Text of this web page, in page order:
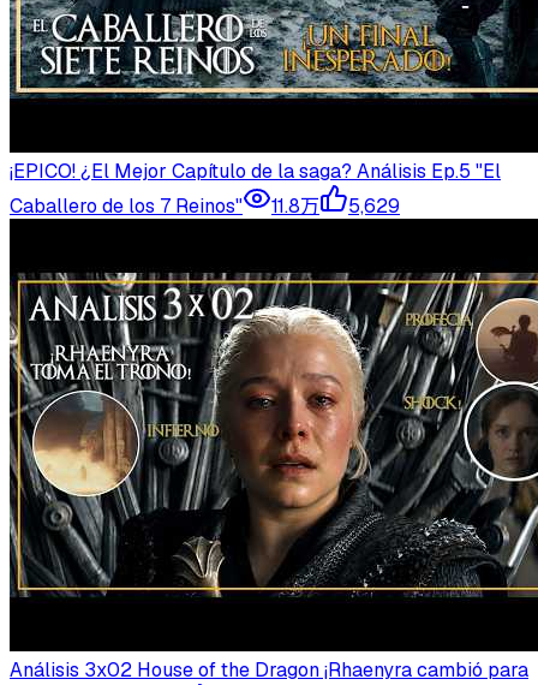
¡EPICO! ¿El Mejor Capítulo de la saga? Análisis Ep.5 "El
Caballero de los 7 Reinos"
11.8万 5,629
Análisis 3x02 House of the Dragon ¡Rhaenyra cambió para